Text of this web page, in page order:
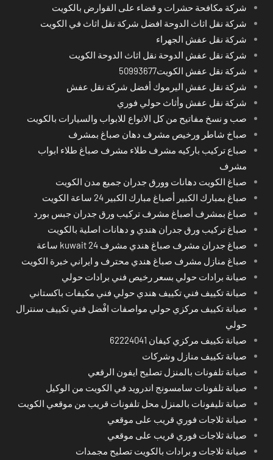
شركة مكافحة حشرات و قضاء على القوارض بالكويت
شركة نقل اثاث الدوحة افضل شركة نقل اثاث في الكويت
شركة نقل عفش الجهراء
شركة نقل عفش الدوحة نقل اثاث الدوحة الكويت
شركة نقل عفش الكويت50993677
شركة نقل عفش اليرموك أفضل شركة نقل عفش
شركة نقل عفش وأثاث حولي فوري
صب و نسخ مفاتيح من كل الانواع للابواب والسيارات بالكويت
صباخ شاطر ورخيص مشرف دهان صباغ بمشرف
صباع تركيب باركيه مشرف طلاء مشرف صباغ طلاء ابواب
مشرف
صباغ الكويت دهانات وورق جدران جميع مدن الكويت
صباغ بمبارك الكبير أصباغ مبارك الكبير 24 ساعة الكويت
صباغ بمشرف أصباغ مشرف تركيب ورق جدران جبس بورد
صباغ تركيب ورق جدران هندي و دهانات اصلية بالكويت
صباغ جدران مشرف صباغ هندي مشرف kuwait 24 ساعة
صباغ منازل مشرف صباغ هندي محترف و ايراني خبرة الكويت
صيانة برادات حولي بسعر رخيص فني برادات حولي
صيانة تكييف فني تكييف هندي حولي فني مكيفات باكستاني
صيانة تكييف مركزي حولي مواصفات افْضل فني تكييف سنترال
حولي
صيانة تكييف مركزي كيفان 62224041
صيانة تكييف منازل وشركات
صيانة تلفونات بالمنزل تصليح ايفون الرقعي
صيانة تلفونات سامسونج اندرويد في الكويت من الوكيل
صيانة تليفونات بالمنزل محل تلفونات قريب من موقعي الكويت
صيانة ثلاجات فوري قريب على موقعي
صيانة ثلاجات فوري قريب على موقعي
صيانة ثلاجات و برادات بالكويت تصليح مجمدات